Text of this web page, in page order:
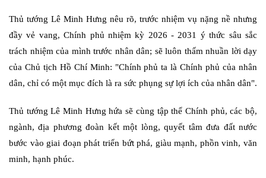
Thủ tướng Lê Minh Hưng nêu rõ, trước nhiệm vụ nặng nề nhưng
đầy vẻ vang, Chính phủ nhiệm kỳ 2026 - 2031 ý thức sâu sắc
trách nhiệm của mình trước nhân dân; sẽ luôn thấm nhuần lời dạy
của Chủ tịch Hồ Chí Minh: "Chính phủ ta là Chính phủ của nhân
dân, chỉ có một mục đích là ra sức phụng sự lợi ích của nhân dân".
Thủ tướng Lê Minh Hưng hứa sẽ cùng tập thể Chính phủ, các bộ,
ngành, địa phương đoàn kết một lòng, quyết tâm đưa đất nước
bước vào giai đoạn phát triển bứt phá, giàu mạnh, phồn vinh, văn
minh, hạnh phúc.